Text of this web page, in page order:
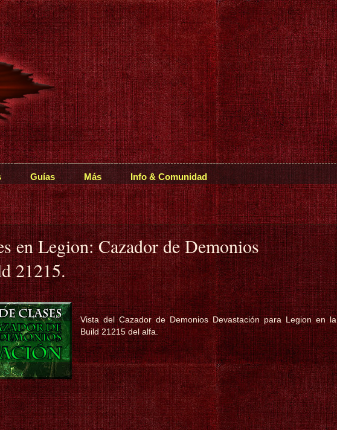
Guías Más Info & Comunidad
en Legion: Cazador de Demonios
21215.
Vista del Cazador de Demonios Devastación para Legion en la
Build 21215 del alfa.